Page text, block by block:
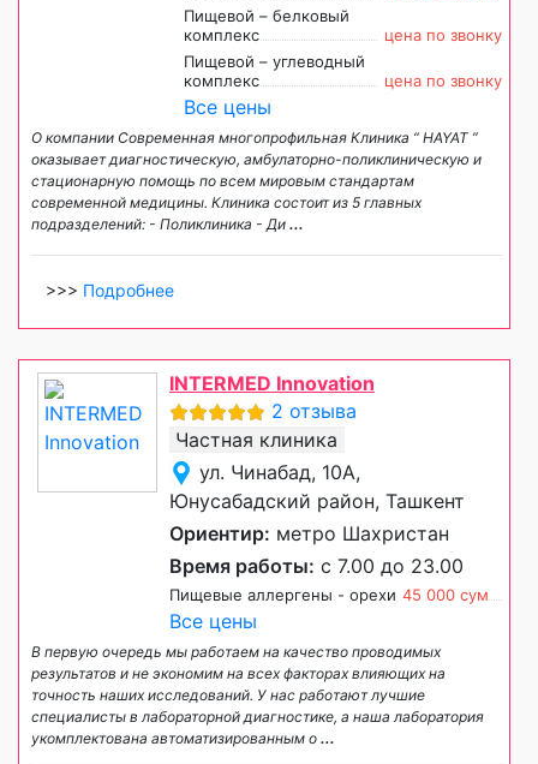
Пищевой – белковый
комплекс
цена по звонку
Пищевой – углеводный
комплекс
цена по звонку
Все цены
О компании Современная многопрофильная Клиника “ HAYAT ”
оказывает диагностическую, амбулаторно-поликлиническую и
стационарную помощь по всем мировым стандартам
современной медицины. Клиника состоит из 5 главных
подразделений: - Поликлиника - Ди ...
>>> Подробнее
INTERMED Innovation
2 отзыва
Частная клиника
ул. Чинабад, 10А,
Юнусабадский район, Ташкент
Ориентир: метро Шахристан
Время работы: с 7.00 до 23.00
Пищевые аллергены - орехи 45 000 сум
Все цены
В первую очередь мы работаем на качество проводимых
результатов и не экономим на всех факторах влияющих на
точность наших исследований. У нас работают лучшие
специалисты в лабораторной диагностике, а наша лаборатория
укомплектована автоматизированным о ...